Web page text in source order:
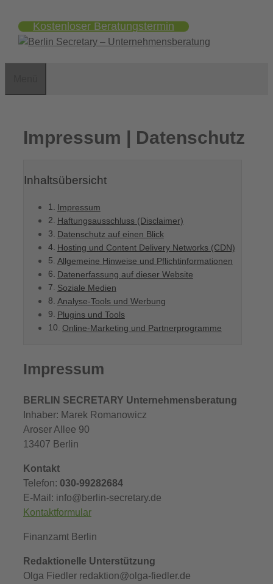
Inhalt
springen
Kostenloser Beratungstermin
Impressum | Datenschutz
Inhaltsübersicht
Impressum
Haftungsausschluss (Disclaimer)
Datenschutz auf einen Blick
Hosting und Content Delivery Networks (CDN)
Allgemeine Hinweise und Pflicht­informationen
Datenerfassung auf dieser Website
Soziale Medien
Analyse-Tools und Werbung
Plugins und Tools
Online-Marketing und Partner­programme
Impressum
BERLIN SECRETARY Unternehmensberatung
Inhaber: Marek Romanowicz
Aroser Allee 90
13407 Berlin
Kontakt
Telefon: 030-99282684
E-Mail: info@berlin-secretary.de
Kontaktformular
Finanzamt Berlin
Redaktionelle Unterstützung
Olga Fiedler redaktion@olga-fiedler.de